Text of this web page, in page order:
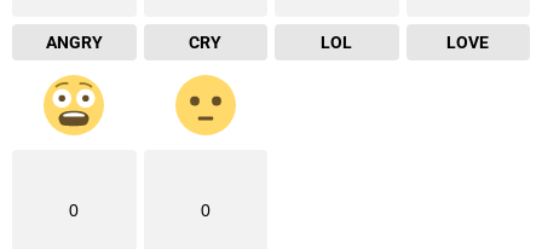
ANGRY CRY LOL LOVE
0 0